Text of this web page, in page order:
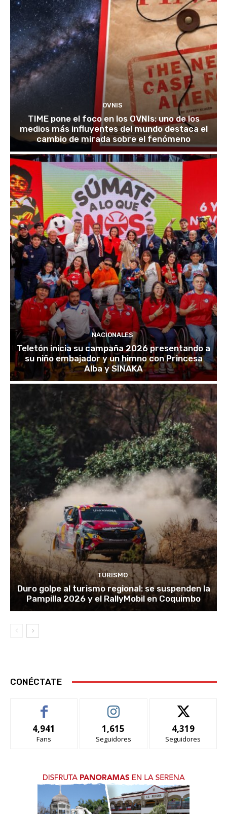
OVNIS
TIME pone el foco en los OVNIs: uno de los
medios más influyentes del mundo destaca el
cambio de mirada sobre el fenómeno
NACIONALES
Teletón inicia su campaña 2026 presentando a
su niño embajador y un himno con Princesa
Alba y SINAKA
TURISMO
Duro golpe al turismo regional: se suspenden la
Pampilla 2026 y el RallyMobil en Coquimbo
CONÉCTATE
4,941
Fans
1,615
Seguidores
4,319
Seguidores